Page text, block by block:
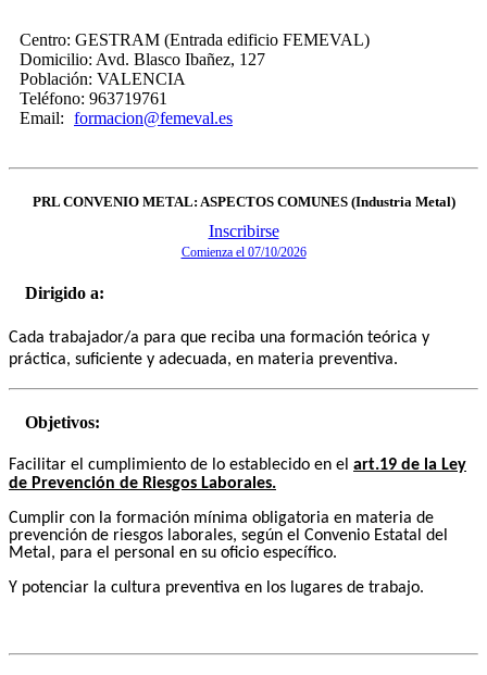
Centro: GESTRAM (Entrada edificio FEMEVAL)
Domicilio: Avd. Blasco Ibañez, 127
Población: VALENCIA
Teléfono: 963719761
Email: formacion@femeval.es
PRL CONVENIO METAL: ASPECTOS COMUNES (Industria Metal)
Inscribirse
Comienza el 07/10/2026
Dirigido a:
Cada trabajador/a para que reciba una formación teórica y
práctica, suficiente y adecuada, en materia preventiva.
Objetivos:
Facilitar el cumplimiento de lo establecido en el art.19 de la Ley
de Prevención de Riesgos Laborales.
Cumplir con la formación mínima obligatoria en materia de
prevención de riesgos laborales, según el Convenio Estatal del
Metal, para el personal en su oficio específico.
Y potenciar la cultura preventiva en los lugares de trabajo.